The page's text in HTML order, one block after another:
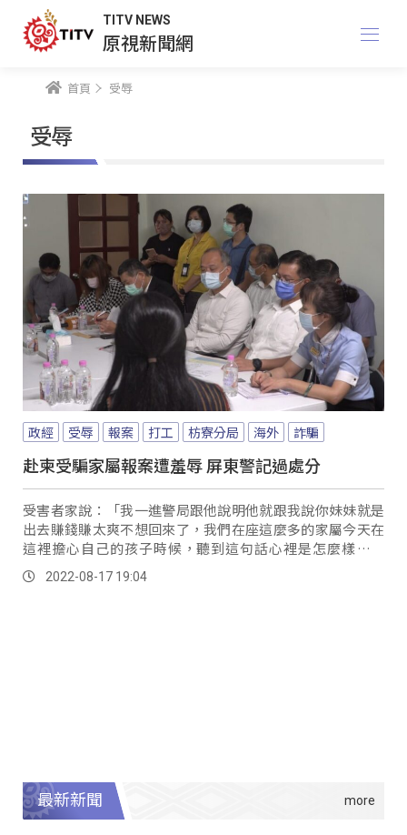
TITV NEWS
原視新聞網
首頁 受辱
受辱
政經 受辱 報案 打工 枋寮分局 海外 詐騙
赴柬受騙家屬報案遭羞辱 屏東警記過處分
受害者家說：「我一進警局跟他說明他就跟我說你妹妹就是
出去賺錢賺太爽不想回來了，我們在座這麼多的家屬今天在
這裡擔心自己的孩子時候，聽到這句話心裡是怎麼樣的感
想？」 受害者家屬8月4號，在立委伍麗華召...。
2022-08-17 19:04
最新新聞